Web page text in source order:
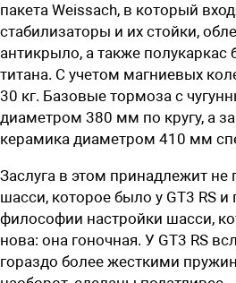
пакета Weissach, в который
стабилизаторы и их стойки,
антикрыло, а также полукаркас
титана. С учетом магниевых
30 кг. Базовые тормоза с
диаметром 380 мм по кругу, а
керамика диаметром 410 мм
Заслуга в этом принадлежит
шасси, которое было у GT3 RS
философии настройки шасси,
нова: она гоночная. У GT3 RS
гораздо более жесткими